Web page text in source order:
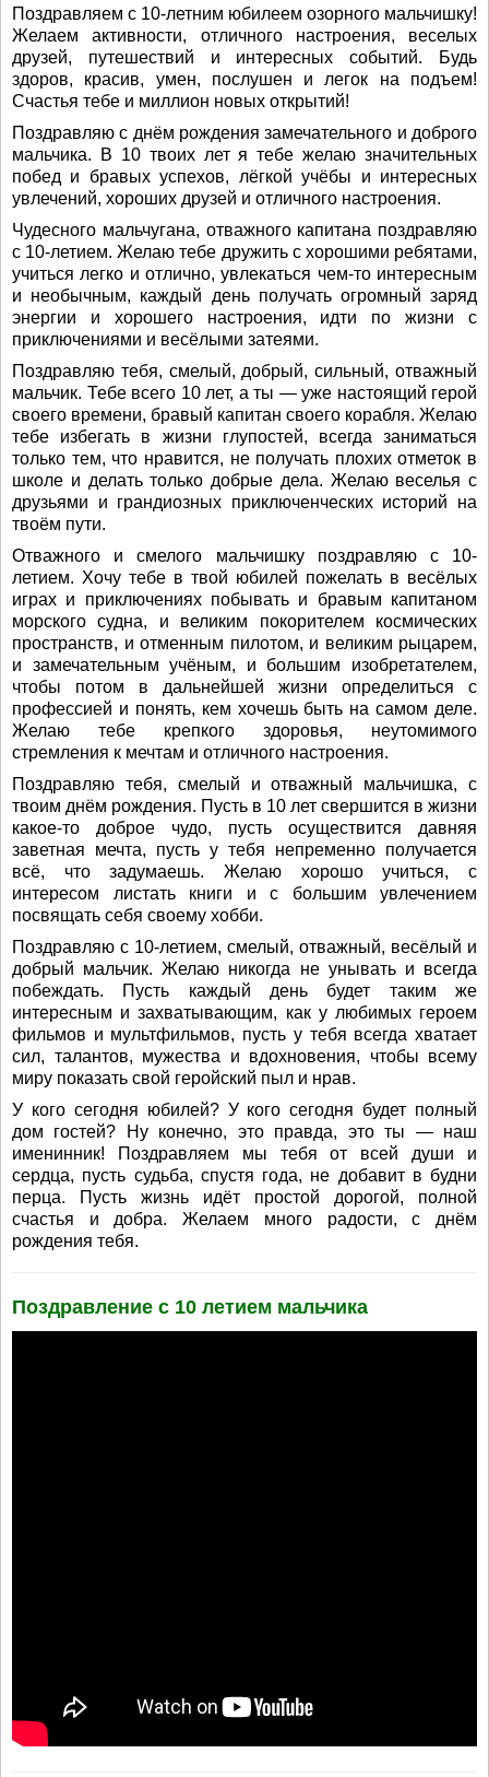
Поздравляем с 10-летним юбилеем озорного мальчишку!
Желаем активности, отличного настроения, веселых
друзей, путешествий и интересных событий. Будь
здоров, красив, умен, послушен и легок на подъем!
Счастья тебе и миллион новых открытий!
Поздравляю с днём рождения замечательного и доброго
мальчика. В 10 твоих лет я тебе желаю значительных
побед и бравых успехов, лёгкой учёбы и интересных
увлечений, хороших друзей и отличного настроения.
Чудесного мальчугана, отважного капитана поздравляю
с 10-летием. Желаю тебе дружить с хорошими ребятами,
учиться легко и отлично, увлекаться чем-то интересным
и необычным, каждый день получать огромный заряд
энергии и хорошего настроения, идти по жизни с
приключениями и весёлыми затеями.
Поздравляю тебя, смелый, добрый, сильный, отважный
мальчик. Тебе всего 10 лет, а ты — уже настоящий герой
своего времени, бравый капитан своего корабля. Желаю
тебе избегать в жизни глупостей, всегда заниматься
только тем, что нравится, не получать плохих отметок в
школе и делать только добрые дела. Желаю веселья с
друзьями и грандиозных приключенческих историй на
твоём пути.
Отважного и смелого мальчишку поздравляю с 10-
летием. Хочу тебе в твой юбилей пожелать в весёлых
играх и приключениях побывать и бравым капитаном
морского судна, и великим покорителем космических
пространств, и отменным пилотом, и великим рыцарем,
и замечательным учёным, и большим изобретателем,
чтобы потом в дальнейшей жизни определиться с
профессией и понять, кем хочешь быть на самом деле.
Желаю тебе крепкого здоровья, неутомимого
стремления к мечтам и отличного настроения.
Поздравляю тебя, смелый и отважный мальчишка, с
твоим днём рождения. Пусть в 10 лет свершится в жизни
какое-то доброе чудо, пусть осуществится давняя
заветная мечта, пусть у тебя непременно получается
всё, что задумаешь. Желаю хорошо учиться, с
интересом листать книги и с большим увлечением
посвящать себя своему хобби.
Поздравляю с 10-летием, смелый, отважный, весёлый и
добрый мальчик. Желаю никогда не унывать и всегда
побеждать. Пусть каждый день будет таким же
интересным и захватывающим, как у любимых героем
фильмов и мультфильмов, пусть у тебя всегда хватает
сил, талантов, мужества и вдохновения, чтобы всему
миру показать свой геройский пыл и нрав.
У кого сегодня юбилей? У кого сегодня будет полный
дом гостей? Ну конечно, это правда, это ты — наш
именинник! Поздравляем мы тебя от всей души и
сердца, пусть судьба, спустя года, не добавит в будни
перца. Пусть жизнь идёт простой дорогой, полной
счастья и добра. Желаем много радости, с днём
рождения тебя.
Поздравление с 10 летием мальчика